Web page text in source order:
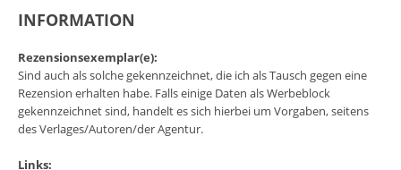
INFORMATION
Rezensionsexemplar(e):
Sind auch als solche gekennzeichnet, die ich als Tausch gegen eine
Rezension erhalten habe. Falls einige Daten als Werbeblock
gekennzeichnet sind, handelt es sich hierbei um Vorgaben, seitens
des Verlages/Autoren/der Agentur.
Links: